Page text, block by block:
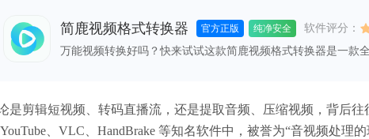
简鹿视频格式转换器 官方正版 纯净安全
软件评分：
万能视频转换好吗？快来试试这款简鹿视频格式转换器是一款
是剪辑短视频、转码直播流，还是提取音频、压缩视频，背后
、VLC、HandBrake 等知名软件中，被誉为“音视频处理的